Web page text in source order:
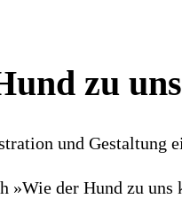
zu
und Gestaltung
»Wie der Hund zu